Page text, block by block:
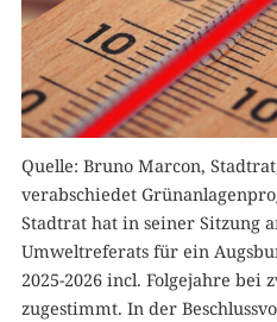
Quelle: Bruno Marcon,
verabschiedet
Stadtrat hat in seiner Sitzung
Umweltreferats für ein
2025-2026 incl. Folgejahre bei
zugestimmt. In der